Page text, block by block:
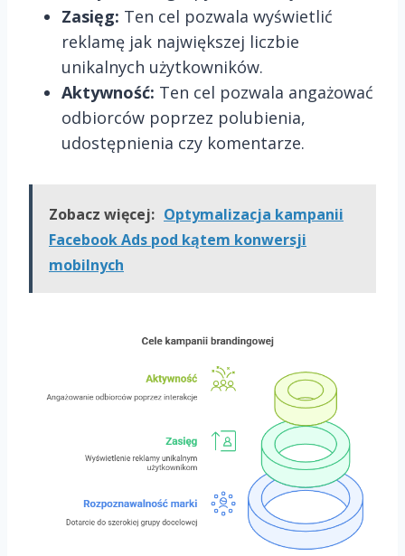
Zasięg: Ten cel pozwala wyświetlić
reklamę jak największej liczbie
unikalnych użytkowników.
Aktywność: Ten cel pozwala angażować
odbiorców poprzez polubienia,
udostępnienia czy komentarze.
Zobacz więcej: Optymalizacja kampanii
Facebook Ads pod kątem konwersji
mobilnych